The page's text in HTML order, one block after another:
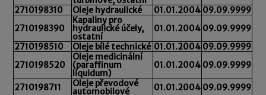
2710198310
Oleje hydraulické 01.01.2004 09.09.9999
2710198390
Kapaliny pro
hydraulické účely,
ostatní
01.01.2004 09.09.9999
2710198510
Oleje bílé technické 01.01.2004 09.09.9999
2710198520
Oleje medicinální
(paraffinum
liquidum)
01.01.2004 09.09.9999
2710198711 Oleje převodové
automobilové 01.01.2004 09.09.9999